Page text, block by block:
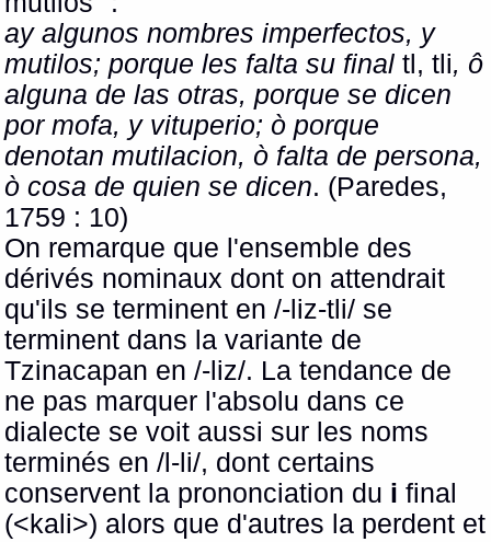
ay algunos nombres imperfectos, y
mutilos; porque les falta su finaltl, tli, ô
alguna de las otras, porque se dicen
por mofa, y vituperio; ò porque
denotan mutilacion, ò falta de persona,
ò cosa de quien se dicen. (Paredes,
1759 : 10)
On remarque que l'ensemble des
dérivés nominaux dont on attendrait
qu'ils se terminent en /-liz-tli/ se
terminent dans la variante de
Tzinacapan en /-liz/. La tendance de
ne pas marquer l'absolu dans ce
dialecte se voit aussi sur les noms
terminés en /l-li/, dont certains
conservent la prononciation du i final
(<kali>) alors que d'autres la perdent et